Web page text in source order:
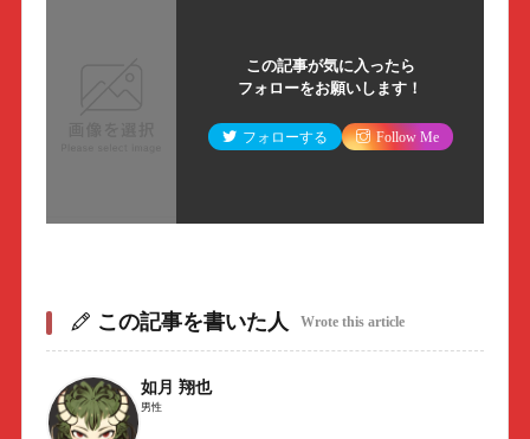
この記事が気に入ったら
フォローをお願いします！
フォローする Follow Me
この記事を書いた人 Wrote this article
如月 翔也
男性